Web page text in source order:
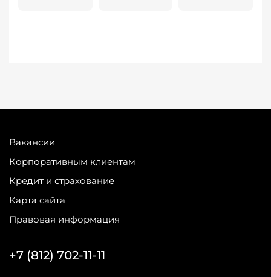
Вакансии
Корпоративным клиентам
Кредит и страхование
Карта сайта
Правовая информация
+7 (812) 702-11-11